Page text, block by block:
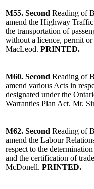
M55. Second Reading of
amend the Highway
the transportation of
without a licence, permit
MacLeod. PRINTED.
M60. Second Reading of
amend various Acts in
designated under the
Warranties Plan Act. Mr.
M62. Second Reading of
amend the Labour
respect to the
and the certification of
McDonell. PRINTED.